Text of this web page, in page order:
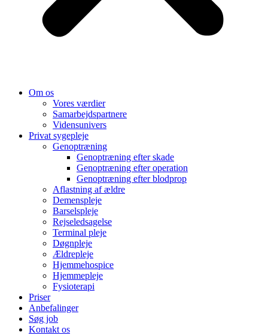
Om os
Vores værdier
Samarbejds­partnere
Vidensunivers
Privat sygepleje
Genoptræning
Genoptræning efter skade
Genoptræning efter operation
Genoptræning efter blodprop
Aflastning af ældre
Demenspleje
Barselspleje
Rejseledsagelse
Terminal pleje
Døgnpleje
Ældrepleje
Hjemmehospice
Hjemmepleje
Fysioterapi
Priser
Anbefalinger
Søg job
Kontakt os